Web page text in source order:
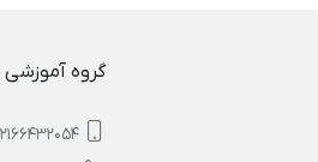
گروه